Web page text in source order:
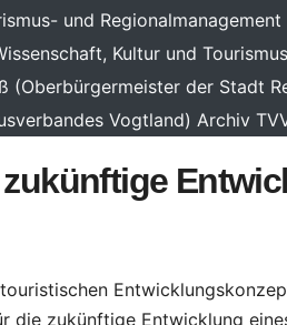
und
Kultur und
der Stadt
Vogtland) Archiv
zukünftige Entwicklung